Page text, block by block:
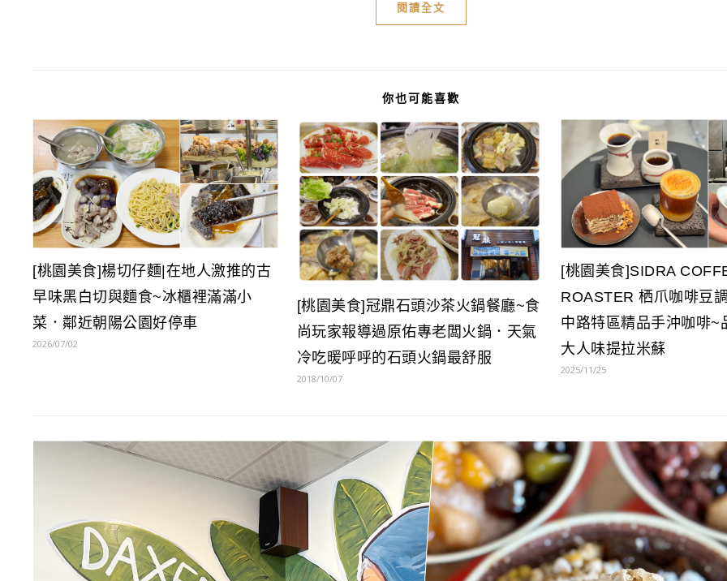
閱讀全文
你也可能喜歡
[桃園美食]楊切仔麵|在地人激推的古
早味黑白切與麵食~冰櫃裡滿滿小
菜．鄰近朝陽公園好停車
2026/07/02
[桃園美食]冠鼎石頭沙茶火鍋餐廳~食
尚玩家報導過原佑專老闆火鍋．天氣
冷吃暖呼呼的石頭火鍋最舒服
2018/10/07
[桃園美食]SIDRA
ROASTER 栖爪咖啡豆
中路特區精品手沖咖啡~
大人味提拉米蘇
2025/11/25